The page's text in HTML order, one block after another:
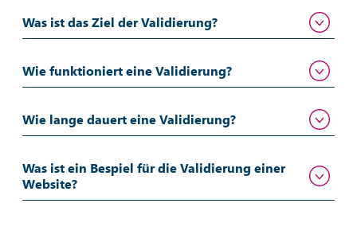
Was ist das Ziel der Validierung?
Wie funktioniert eine Validierung?
Wie lange dauert eine Validierung?
Was ist ein Bespiel für die Validierung einer
Website?